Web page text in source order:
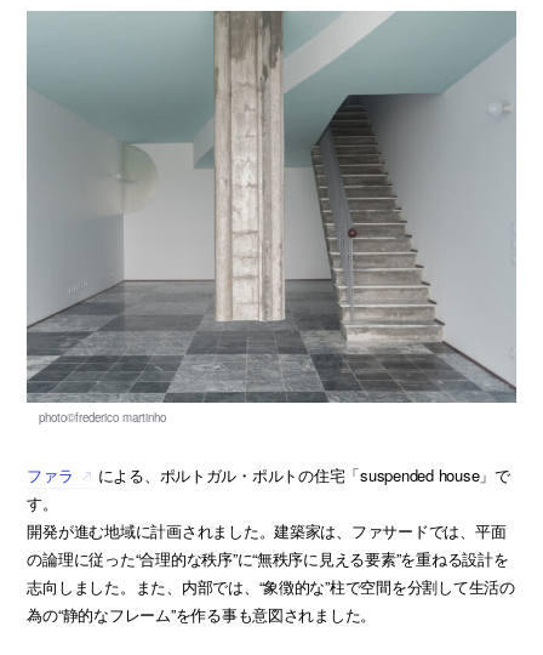
ファラ
による、ポルトガル・ポルトの住宅「suspended house」で
す。
開発が進む地域に計画されました。建築家は、ファサードでは、平面
の論理に従った“合理的な秩序”に“無秩序に見える要素”を重ねる設計を
志向しました。また、内部では、“象徴的な”柱で空間を分割して生活の
為の“静的なフレーム”を作る事も意図されました。